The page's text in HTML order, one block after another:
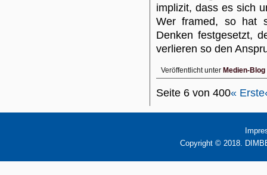
implizit, dass es sich
Wer framed, so hat
Denken festgesetzt,
verlieren so den
Veröffentlicht unter Medien-Blog
Seite 6 von 400« Erste
Copyright © 2018.